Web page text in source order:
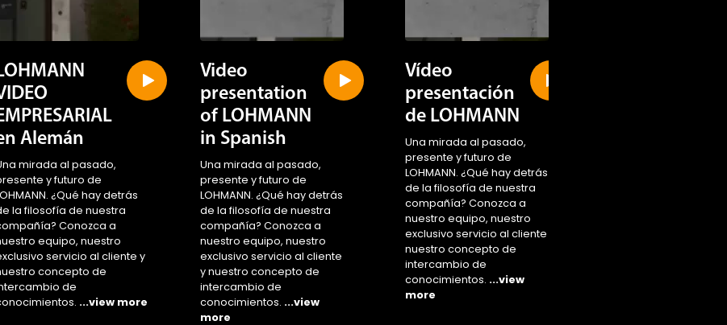
Alemán
mirada al pasado,
y futuro de
¿Qué hay detrás
la filosofía de nuestra
Conozca a
equipo, nuestro
servicio al cliente y
concepto de
de
...view more
Video
presentation
of LOHMANN
in Spanish
Una mirada al pasado,
presente y futuro de
LOHMANN. ¿Qué hay detrás
de la filosofía de nuestra
compañía? Conozca a
nuestro equipo, nuestro
exclusivo servicio al cliente
y nuestro concepto de
intercambio de
conocimientos. ...view
more
Vídeo
presentación
de LOHMANN
Una mirada al pasado,
presente y futuro de
LOHMANN. ¿Qué hay detrás
de la filosofía de nuestra
compañía? Conozca a
nuestro equipo, nuestro
exclusivo servicio al cliente y
nuestro concepto de
intercambio de
conocimientos. ...view
more